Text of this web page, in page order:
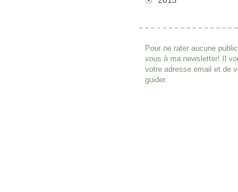
Pour ne rater aucune
vous à ma newsletter! Il
votre adresse email et de
guider.